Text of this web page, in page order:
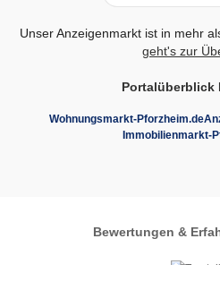
Unser Anzeigenmarkt ist in mehr
geht's zur
Portalüberblick
Wohnungsmarkt-Pforzheim.de
Immobilienmarkt-
Bewertungen &